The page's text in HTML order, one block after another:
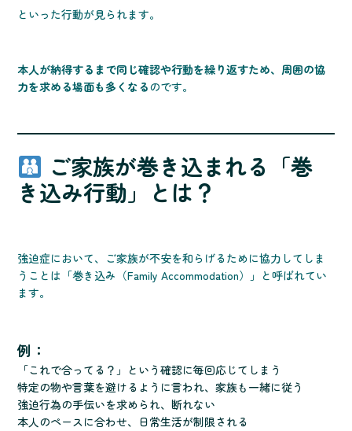
といった行動が見られます。
本人が納得するまで同じ確認や行動を繰り返すため、周囲の協
力を求める場面も多くなるのです。
ご家族が巻き込まれる「巻
き込み行動」とは？
強迫症において、ご家族が不安を和らげるために協力してしま
うことは「巻き込み（Family Accommodation）」と呼ばれてい
ます。
例：
「これで合ってる？」という確認に毎回応じてしまう
特定の物や言葉を避けるように言われ、家族も一緒に従う
強迫行為の手伝いを求められ、断れない
本人のペースに合わせ、日常生活が制限される